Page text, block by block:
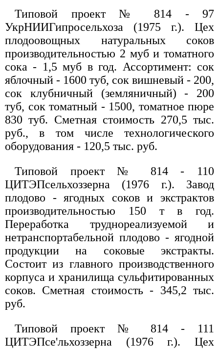
Типовой проект № 814 - 97
УкрНИИГипросельхоза (1975 г.). Цех
плодоовощных натуральных соков
производительностью 2 муб и томатного
сока - 1,5 муб в год. Ассортимент: сок
яблочный - 1600 туб, сок вишневый - 200,
сок клубничный (земляничный) - 200
туб, сок томатный - 1500, томатное пюре
830 туб. Сметная стоимость 270,5 тыс.
руб., в том числе технологического
оборудования - 120,5 тыс. руб.
Типовой проект № 814 - 110
ЦИТЭПсельхоззерна (1976 г.). Завод
плодово - ягодных соков и экстрактов
производительностью 150 т в год.
Переработка труднореализуемой и
нетранспортабельной плодово - ягодной
продукции на соковые экстракты.
Состоит из главного производственного
корпуса и хранилища сульфитированных
соков. Сметная стоимость - 345,2 тыс.
руб.
Типовой проект № 814 - 111
ЦИТЭПсе'льхоззерна (1976 г.). Цех